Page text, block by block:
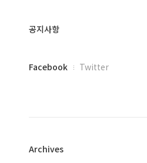
글
공지사항
페
플
Facebook Twitter
Archives